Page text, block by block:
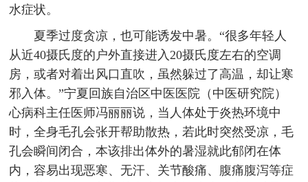
水症状。
夏季过度贪凉，也可能诱发中暑。“很多年轻人
从近40摄氏度的户外直接进入20摄氏度左右的空调
房，或者对着出风口直吹，虽然躲过了高温，却让寒
邪入体。”宁夏回族自治区中医医院（中医研究院）
心病科主任医师冯丽丽说，当人体处于炎热环境中
时，全身毛孔会张开帮助散热，若此时突然受凉，毛
孔会瞬间闭合，本该排出体外的暑湿就此郁闭在体
内，容易出现恶寒、无汗、关节酸痛、腹痛腹泻等症